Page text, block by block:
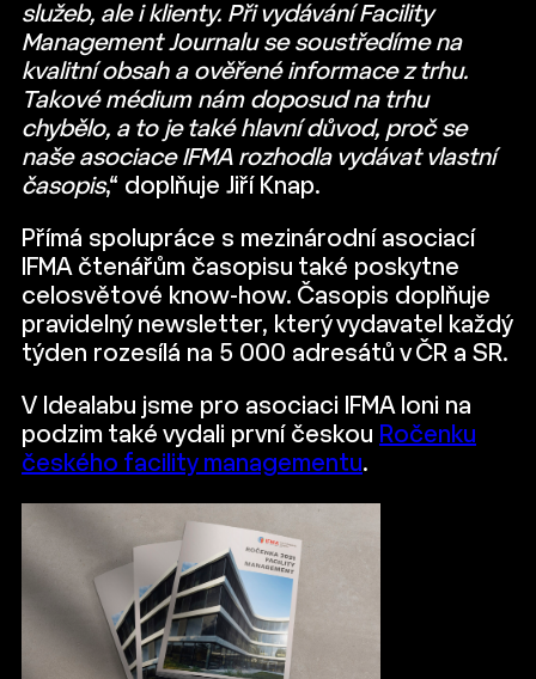
služeb, ale i klienty. Při vydávání Facility
Management Journalu se soustředíme na
kvalitní obsah a ověřené informace z trhu.
Takové médium nám doposud na trhu
chybělo, a to je také hlavní důvod, proč se
naše asociace IFMA rozhodla vydávat vlastní
časopis,“ doplňuje Jiří Knap.
Přímá spolupráce s mezinárodní asociací
IFMA čtenářům časopisu také poskytne
celosvětové know-how. Časopis doplňuje
pravidelný newsletter, který vydavatel každý
týden rozesílá na 5 000 adresátů v ČR a SR.
V Idealabu jsme pro asociaci IFMA loni na
podzim také vydali první českou Ročenku
českého facility managementu.